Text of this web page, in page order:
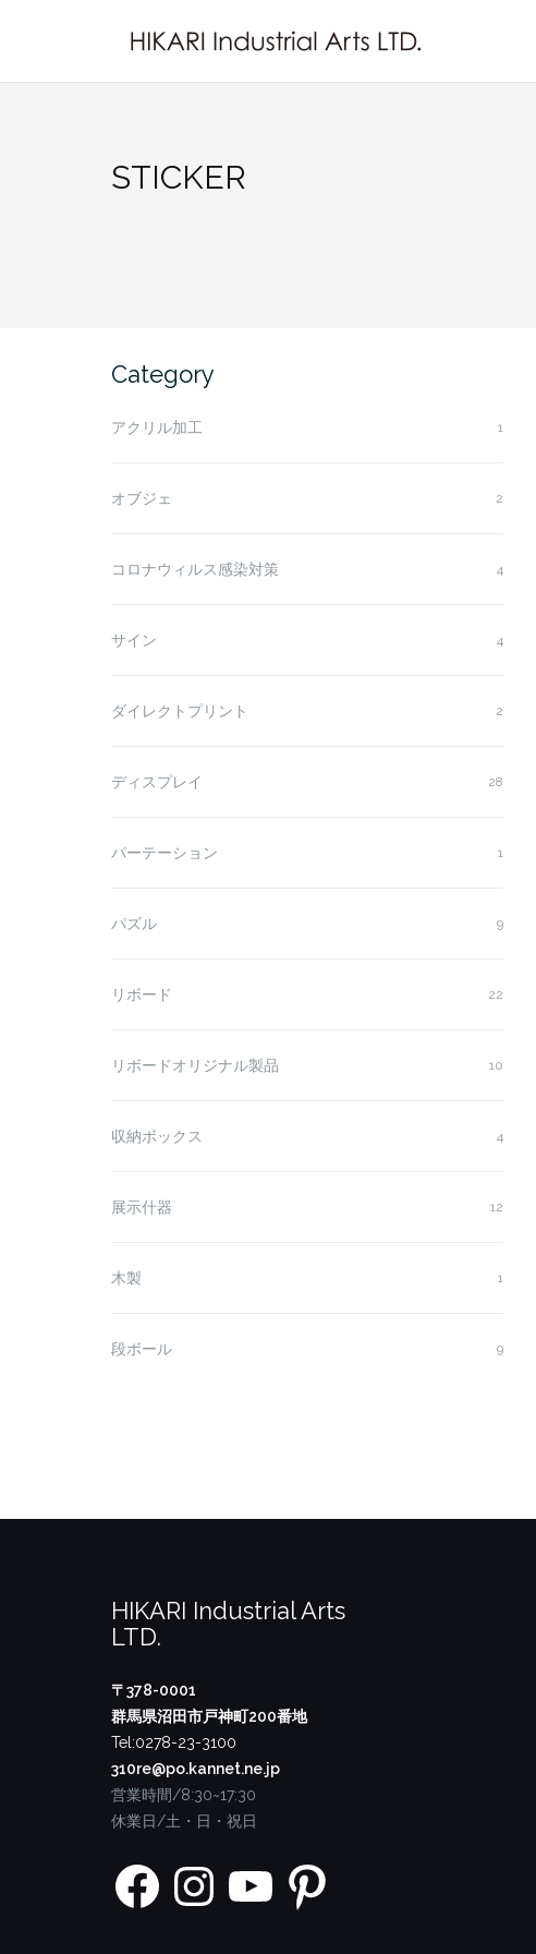
STICKER
Category
アクリル加工 1
オブジェ 2
コロナウィルス感染対策 4
サイン 4
ダイレクトプリント 2
ディスプレイ 28
パーテーション 1
パズル 9
リボード 22
リボードオリジナル製品 10
収納ボックス 4
展示什器 12
木製 1
段ボール 9
HIKARI Industrial Arts
LTD.
〒378-0001
群馬県沼田市戸神町200番地
Tel:0278-23-3100
310re@po.kannet.ne.jp
営業時間/8:30~17:30
休業日/土・日・祝日
FacebookInstagram Pinterest